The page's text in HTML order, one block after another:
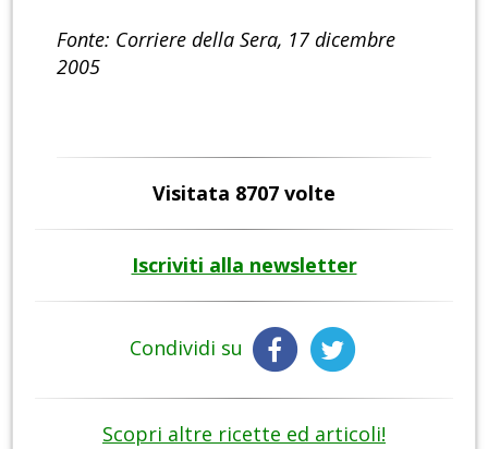
Fonte: Corriere della Sera, 17 dicembre
2005
Visitata 8707 volte
Iscriviti alla newsletter
Condividi su
Scopri altre ricette ed articoli!